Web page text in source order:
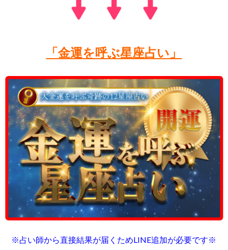
「金運を呼ぶ星座占い」
※占い師から直接結果が届くためLINE追加が必要です※